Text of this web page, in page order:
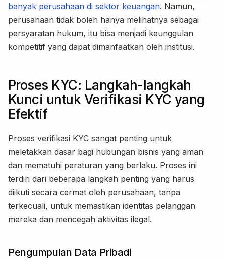
banyak perusahaan di sektor keuangan. Namun,
perusahaan tidak boleh hanya melihatnya sebagai
persyaratan hukum, itu bisa menjadi keunggulan
kompetitif yang dapat dimanfaatkan oleh institusi.
Proses KYC: Langkah-langkah
Kunci untuk Verifikasi KYC yang
Efektif
Proses verifikasi KYC sangat penting untuk
meletakkan dasar bagi hubungan bisnis yang aman
dan mematuhi peraturan yang berlaku. Proses ini
terdiri dari beberapa langkah penting yang harus
diikuti secara cermat oleh perusahaan, tanpa
terkecuali, untuk memastikan identitas pelanggan
mereka dan mencegah aktivitas ilegal.
Pengumpulan Data Pribadi